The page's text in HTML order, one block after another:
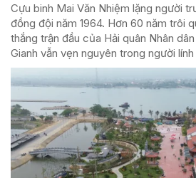
Cựu binh Mai Văn Nhiệm lặng người
đồng đội năm 1964. Hơn 60 năm trôi
thắng trận đầu của Hải quân Nhân
Gianh vẫn vẹn nguyên trong người lính